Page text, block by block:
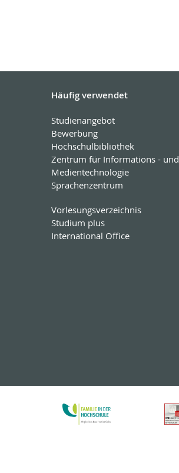
Häufig verwendet
Studienangebot
Bewerbung
Hochschulbibliothek
Zentrum für Informations - und
Medientechnologie
Sprachenzentrum
Vorlesungsverzeichnis
Studium plus
International Office